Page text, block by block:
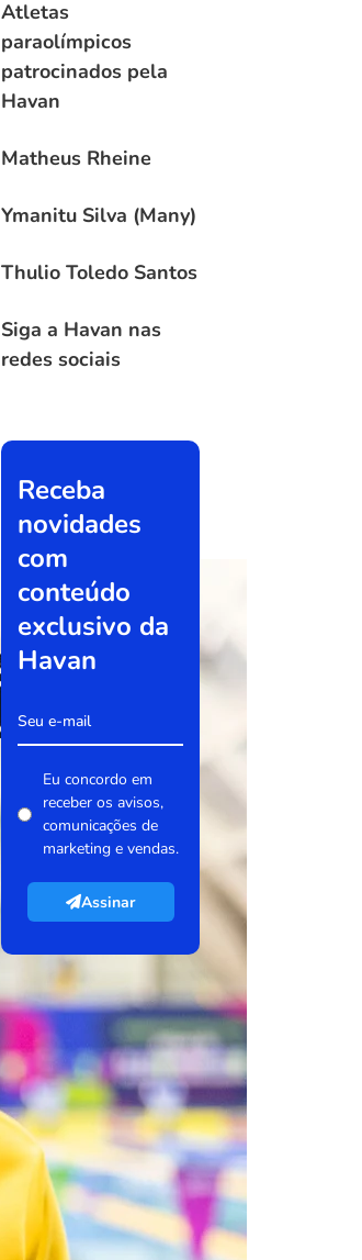
Atletas
paraolímpicos
patrocinados pela
Havan
Matheus Rheine
Ymanitu Silva (Many)
Thulio Toledo Santos
Siga a Havan nas
redes sociais
Receba
novidades
com
conteúdo
exclusivo da
Havan
Eu concordo em
receber os avisos,
comunicações de
marketing e vendas.
Assinar